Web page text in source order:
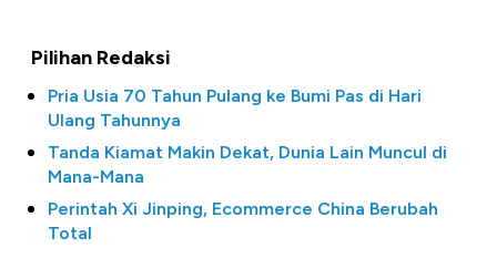
Pilihan Redaksi
Pria Usia 70 Tahun Pulang ke Bumi Pas di Hari
Ulang Tahunnya
Tanda Kiamat Makin Dekat, Dunia Lain Muncul di
Mana-Mana
Perintah Xi Jinping, Ecommerce China Berubah
Total